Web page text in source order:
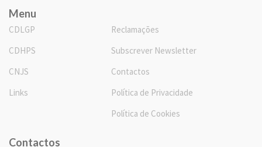
Menu
CDLGP
CDHPS
CNJS
Links
Reclamações
Subscrever Newsletter
Contactos
Política de Privacidade
Política de Cookies
Contactos